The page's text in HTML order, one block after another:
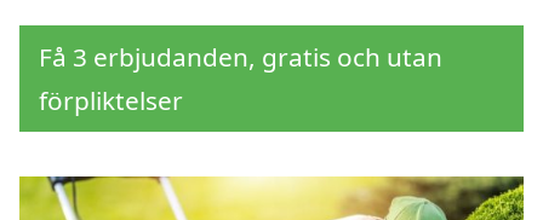
Få 3 erbjudanden, gratis och utan
förpliktelser